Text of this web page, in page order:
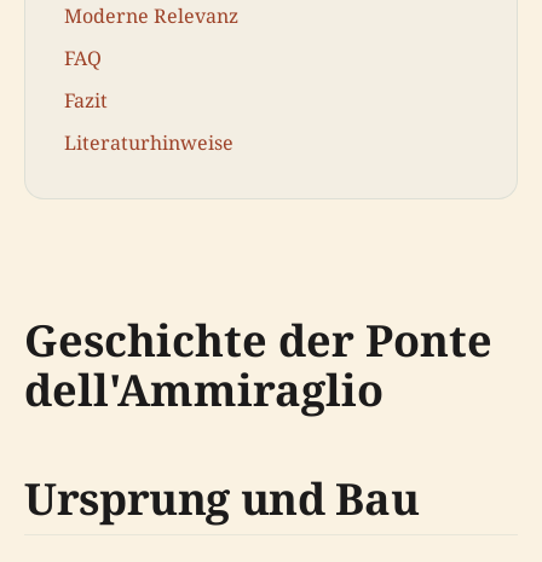
Moderne Relevanz
FAQ
Fazit
Literaturhinweise
Geschichte der Ponte
dell'Ammiraglio
Ursprung und Bau